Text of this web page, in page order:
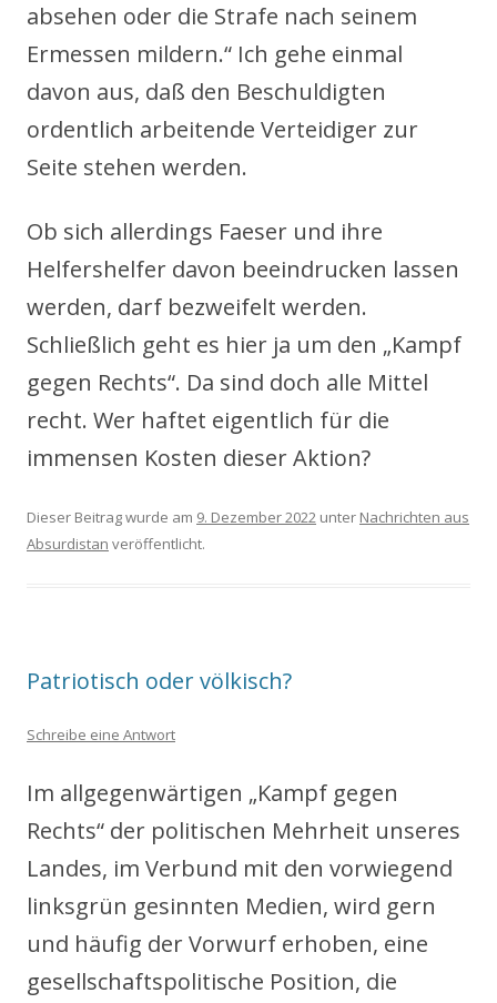
absehen oder die Strafe nach seinem
Ermessen mildern.“ Ich gehe einmal
davon aus, daß den Beschuldigten
ordentlich arbeitende Verteidiger zur
Seite stehen werden.
Ob sich allerdings Faeser und ihre
Helfershelfer davon beeindrucken lassen
werden, darf bezweifelt werden.
Schließlich geht es hier ja um den „Kampf
gegen Rechts“. Da sind doch alle Mittel
recht. Wer haftet eigentlich für die
immensen Kosten dieser Aktion?
Dieser Beitrag wurde am 9. Dezember 2022 unter Nachrichten aus
Absurdistan veröffentlicht.
Patriotisch oder völkisch?
Schreibe eine Antwort
Im allgegenwärtigen „Kampf gegen
Rechts“ der politischen Mehrheit unseres
Landes, im Verbund mit den vorwiegend
linksgrün gesinnten Medien, wird gern
und häufig der Vorwurf erhoben, eine
gesellschaftspolitische Position, die